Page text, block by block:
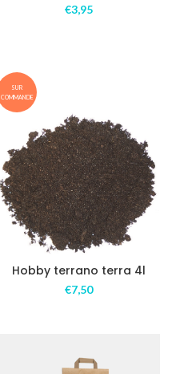
€3,95
SUR
COMMANDE
Hobby terrano terra 4l
€7,50